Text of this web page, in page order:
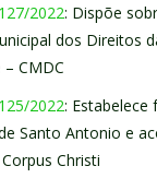
2022: Dispõe
dos Direitos
CMDC
2022: Estabelece
Santo Antonio e
Christi